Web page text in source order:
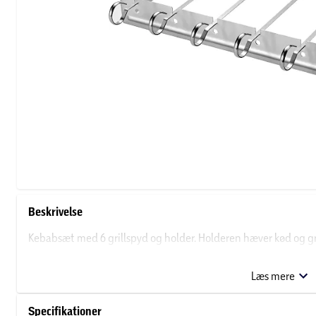
Beskrivelse
Kebabsæt med 6 grillspyd og holder. Holderen hæver kød og
Læs mere
Specifikationer